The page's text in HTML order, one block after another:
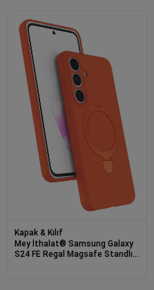
Kapak & Kılıf
Mey İthalat® Samsung Galaxy
S24 FE Regal Magsafe Standlı